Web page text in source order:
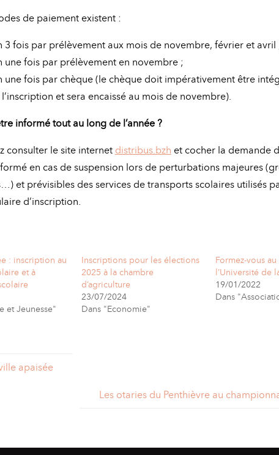
de paiement existent :
3 fois par prélèvement aux mois de novembre, février et avril
une fois par prélèvement en novembre ;
une fois par chèque (le chèque doit impérativement être
et sera encaissé au mois de novembre).
informé tout au long de l’année ?
consulter le site internet distribus.bzh et cocher la demande
en cas de suspension lors de perturbations majeures
et prévisibles des services de transports scolaires utilisés
d’inscription.
: inscription au
et à
et Jeunesse"
Inscriptions pour les élections
2025 à la chambre
d’agriculture
23/07/2024
Dans "Economie"
Formez-vous
l’Université de
19/01/2022
Dans
apaisée
Les otaries du Penthièvre au